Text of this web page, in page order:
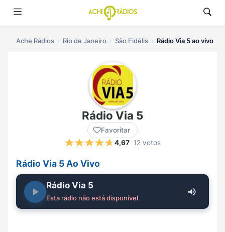
Ache Rádios Rio de Janeiro São Fidélis Rádio Via 5 ao vivo
Rádio Via 5
Favoritar
4,67 12 votos
Rádio Via 5 Ao Vivo
Rádio Via 5
Esta rádio não está disponível